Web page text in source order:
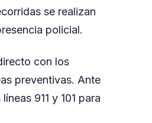
se realizan
policial.
con los
preventivas. Ante
911 y 101 para